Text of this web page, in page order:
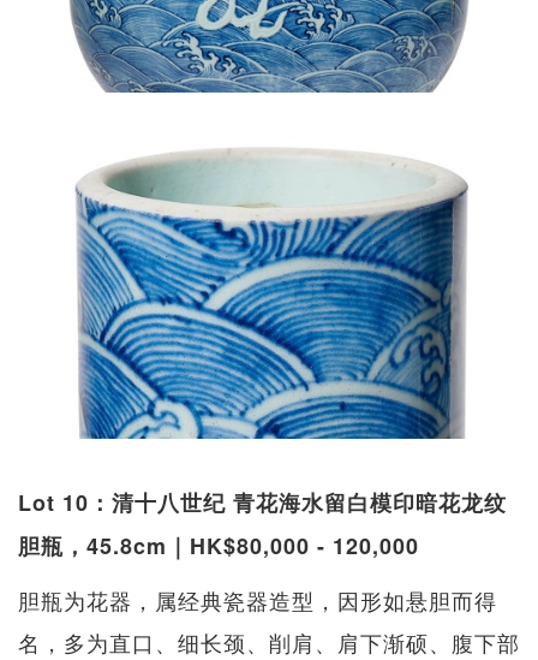
Lot 10：清十八世纪 青花海水留白模印暗花龙纹
胆瓶，45.8cm｜HK$80,000 - 120,000
胆瓶为花器，属经典瓷器造型，因形如悬胆而得
名，多为直口、细长颈、削肩、肩下渐硕、腹下部